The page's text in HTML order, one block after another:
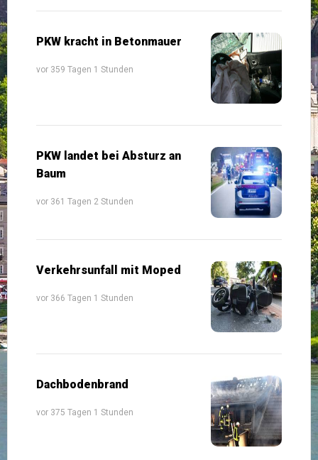
PKW kracht in Betonmauer
vor 359 Tagen 1 Stunden
PKW landet bei Absturz an
Baum
vor 361 Tagen 2 Stunden
Verkehrsunfall mit Moped
vor 366 Tagen 1 Stunden
Dachbodenbrand
vor 375 Tagen 1 Stunden